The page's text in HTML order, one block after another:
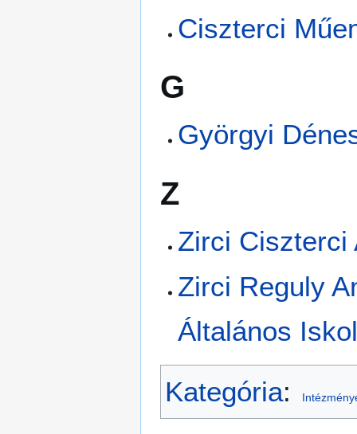
Ciszterci
G
Györgyi
Z
Zirci Ciszterci
Zirci Reguly
Általános
Kategória: